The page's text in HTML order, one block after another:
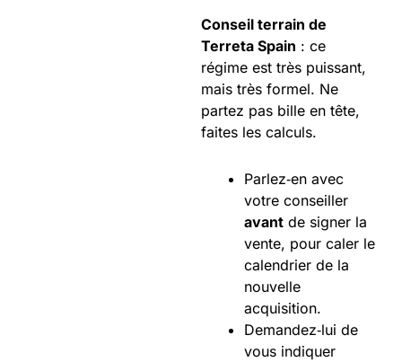
Conseil terrain de
Terreta Spain : ce
régime est très puissant,
mais très formel. Ne
partez pas bille en tête,
faites les calculs.
Parlez‑en avec
votre conseiller
avant de signer la
vente, pour caler le
calendrier de la
nouvelle
acquisition.
Demandez‑lui de
vous indiquer